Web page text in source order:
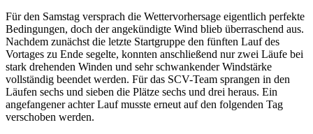
Für den Samstag versprach die Wettervorhersage eigentlich perfekte
Bedingungen, doch der angekündigte Wind blieb überraschend aus.
Nachdem zunächst die letzte Startgruppe den fünften Lauf des
Vortages zu Ende segelte, konnten anschließend nur zwei Läufe bei
stark drehenden Winden und sehr schwankender Windstärke
vollständig beendet werden. Für das SCV-Team sprangen in den
Läufen sechs und sieben die Plätze sechs und drei heraus. Ein
angefangener achter Lauf musste erneut auf den folgenden Tag
verschoben werden.